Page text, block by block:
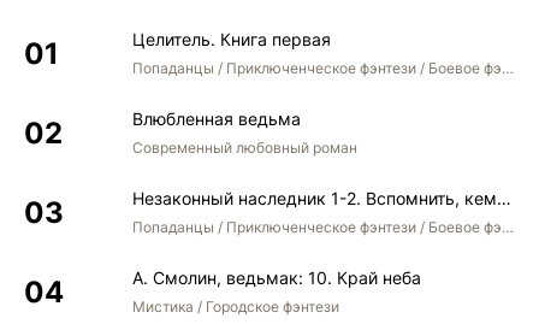
Целитель. Книга первая
Попаданцы / Приключенческое фэнтези / Боевое фэнтези
Влюбленная ведьма
Современный любовный роман
Незаконный наследник 1-2. Вспомнить, кем был. Стать собой. Остаться собой
Попаданцы / Приключенческое фэнтези / Боевое фэнтези / Юмористическое фэнтези
А. Смолин, ведьмак: 10. Край неба
Мистика / Городское фэнтези